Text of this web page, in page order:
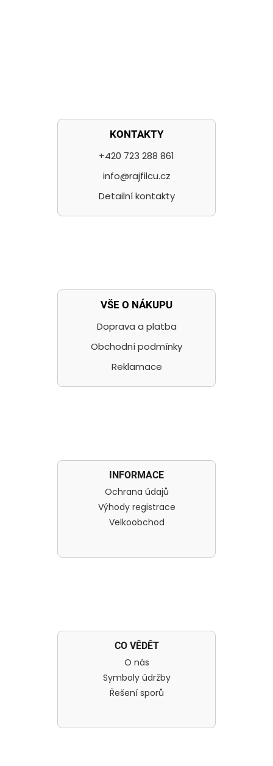
KONTAKTY
+420 723 288 861
info@rajfilcu.cz
Detailní kontakty
VŠE O NÁKUPU
Doprava a platba
Obchodní podmínky
Reklamace
INFORMACE
Ochrana údajů
Výhody registrace
Velkoobchod
CO VĚDĚT
O nás
Symboly údržby
Řešení sporů